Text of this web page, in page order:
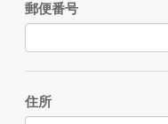
郵便番号
住所